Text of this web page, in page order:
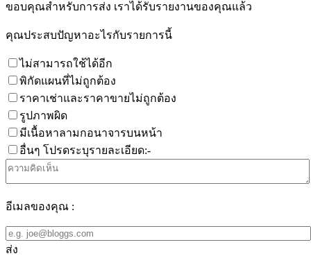
ขอบคุณสำหรับการส่ง เราได้รับรายงานของคุณแล้ว
คุณประสบปัญหาอะไรกับรายการนี้
ไม่สามารถใช้ได้อีก
พิกัดแผนที่ไม่ถูกต้อง
ราคาเช่าและราคาขายไม่ถูกต้อง
รูปภาพผิด
มีเนื้อหาลามกอนาจารบนหน้า
อื่นๆ โปรดระบุรายละเอียด:-
อีเมลของคุณ :
ส่ง